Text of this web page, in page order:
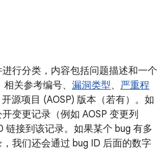
行分类，内容包括问题描述和一个
关参考编号、 漏洞类型、 严重程
源项目 (AOSP) 版本（若有）。如
变更记录（例如 AOSP 变更列
链接到该记录。如果某个 bug 有多
我们还会通过 bug ID 后面的数字